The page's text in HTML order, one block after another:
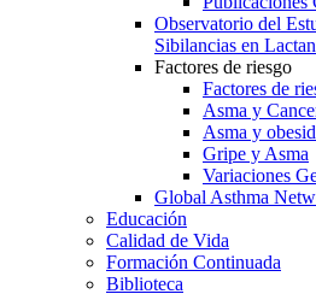
Observatorio del
Sibilancias en
Factores de riesgo
Factores de
Asma y
Asma y
Gripe y Asma
Variaciones
Global Asthma
Educación
Calidad de Vida
Formación Continuada
Biblioteca